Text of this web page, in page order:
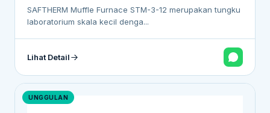
SAFTHERM Muffle Furnace STM-3-12 merupakan tungku
laboratorium skala kecil denga...
Lihat Detail
UNGGULAN